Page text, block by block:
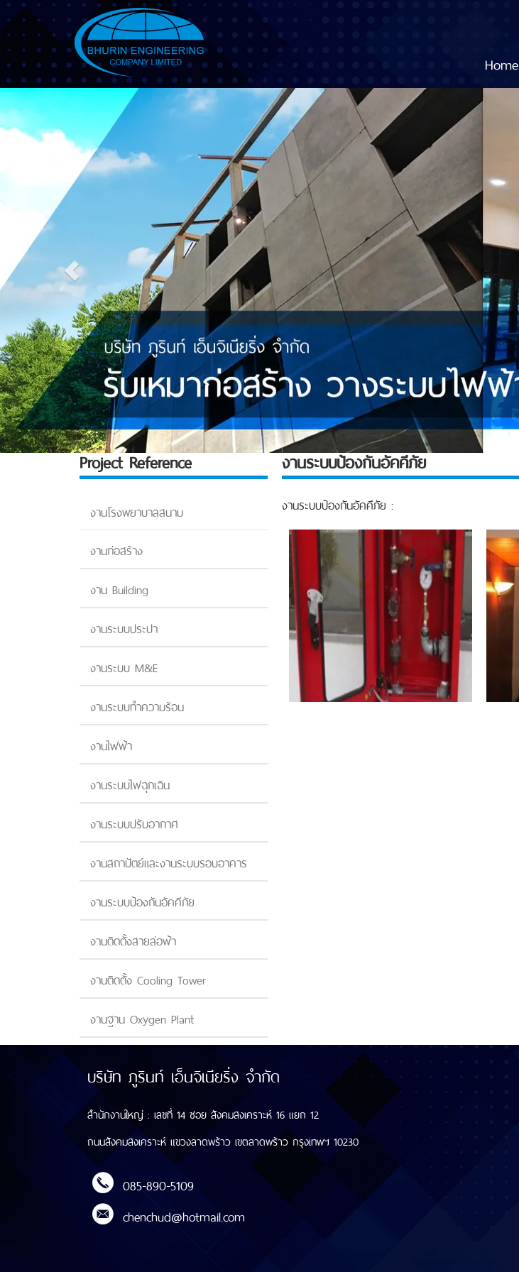
Home
Project Reference
งานโรงพยาบาลสนาม
งานก่อสร้าง
งาน Building
งานระบบประปา
งานระบบ M&E
งานระบบทำความร้อน
งานไฟฟ้า
งานระบบไฟฉุกเฉิน
งานระบบปรับอากาศ
งานสถาปัตย์และงานระบบรอบอาคาร
งานระบบป้องกันอัคคีภัย
งานติดตั้งสายล่อฟ้า
งานติดตั้ง Cooling Tower
งานฐาน Oxygen Plant
งานระบบป้องกันอัคคีภัย
งานระบบป้องกันอัคคีภัย :
บริษัท ภูรินท์ เอ็นจิเนียริ่ง จำกัด
สำนักงานใหญ่ : เลขที่ 14 ซอย สังคมสงเคราะห์ 16 แยก 12
ถนนสังคมสงเคราะห์ แขวงลาดพร้าว เขตลาดพร้าว กรุงเทพฯ 10230
085-890-5109
chenchud@hotmail.com